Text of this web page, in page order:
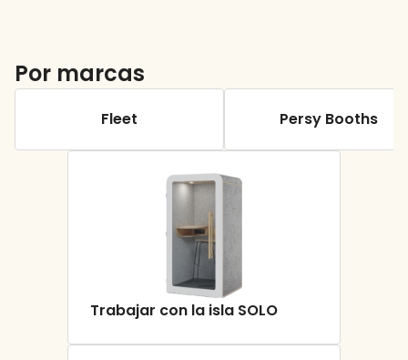
Por marcas
Fleet Persy Booths
Trabajar con la isla SOLO